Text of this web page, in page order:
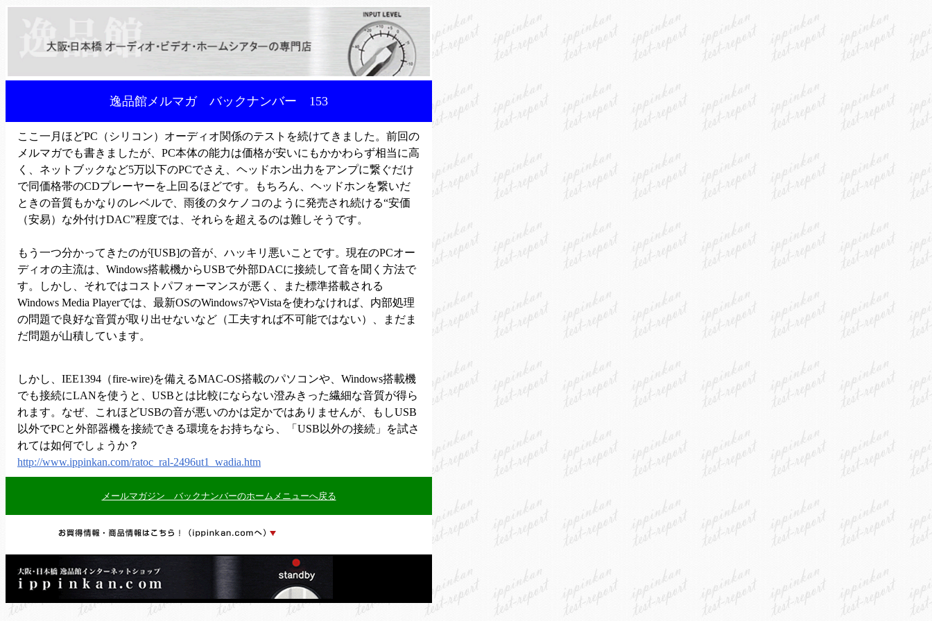
逸品館メルマガ バックナンバー 153
ここ一月ほどPC（シリコン）オーディオ関係のテストを続けてきました。前回の
メルマガでも書きましたが、PC本体の能力は価格が安いにもかかわらず相当に高
く、ネットブックなど5万以下のPCでさえ、ヘッドホン出力をアンプに繋ぐだけ
で同価格帯のCDプレーヤーを上回るほどです。もちろん、ヘッドホンを繋いだ
ときの音質もかなりのレベルで、雨後のタケノコのように発売され続ける“安価
（安易）な外付けDAC”程度では、それらを超えるのは難しそうです。
もう一つ分かってきたのが[USB]の音が、ハッキリ悪いことです。現在のPCオー
ディオの主流は、Windows搭載機からUSBで外部DACに接続して音を聞く方法で
す。しかし、それではコストパフォーマンスが悪く、また標準搭載される
Windows Media Playerでは、最新OSのWindows7やVistaを使わなければ、内部処理
の問題で良好な音質が取り出せないなど（工夫すれば不可能ではない）、まだま
だ問題が山積しています。
しかし、IEE1394（fire-wire)を備えるMAC-OS搭載のパソコンや、Windows搭載機
でも接続にLANを使うと、USBとは比較にならない澄みきった繊細な音質が得ら
れます。なぜ、これほどUSBの音が悪いのかは定かではありませんが、もしUSB
以外でPCと外部器機を接続できる環境をお持ちなら、「USB以外の接続」を試さ
れては如何でしょうか？
http://www.ippinkan.com/ratoc_ral-2496ut1_wadia.htm
メールマガジン バックナンバーのホームメニューへ戻る